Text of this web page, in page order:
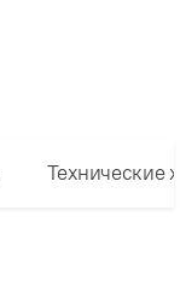
Технические